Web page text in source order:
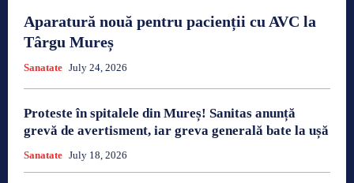
Aparatură nouă pentru pacienții cu AVC la
Târgu Mureș
Sanatate July 24, 2026
Proteste în spitalele din Mureș! Sanitas anunță
grevă de avertisment, iar greva generală bate la ușă
Sanatate July 18, 2026